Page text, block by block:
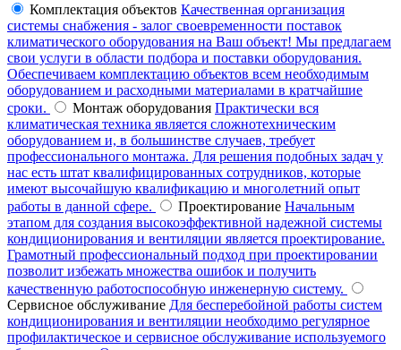
Комплектация объектов Качественная организация
системы снабжения - залог своевременности поставок
климатического оборудования на Ваш объект! Мы предлагаем
свои услуги в области подбора и поставки оборудования.
Обеспечиваем комплектацию объектов всем необходимым
оборудованием и расходными материалами в кратчайшие
сроки.
Монтаж оборудования Практически вся
климатическая техника является сложнотехническим
оборудованием и, в большинстве случаев, требует
профессионального монтажа. Для решения подобных задач у
нас есть штат квалифицированных сотрудников, которые
имеют высочайшую квалификацию и многолетний опыт
работы в данной сфере.
Проектирование Начальным
этапом для создания высокоэффективной надежной системы
кондиционирования и вентиляции является проектирование.
Грамотный профессиональный подход при проектировании
позволит избежать множества ошибок и получить
качественную работоспособную инженерную систему.
Сервисное обслуживание Для бесперебойной работы систем
кондиционирования и вентиляции необходимо регулярное
профилактическое и сервисное обслуживание используемого